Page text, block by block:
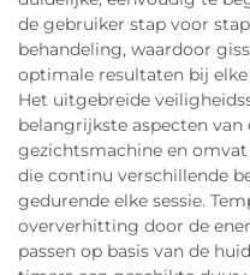
de gebruiker stap voor
behandeling, waardoor
optimale resultaten bij
Het uitgebreide
belangrijkste aspecten van
gezichtsmachine en
die continu verschillende
gedurende elke sessie.
oververhitting door de
passen op basis van de